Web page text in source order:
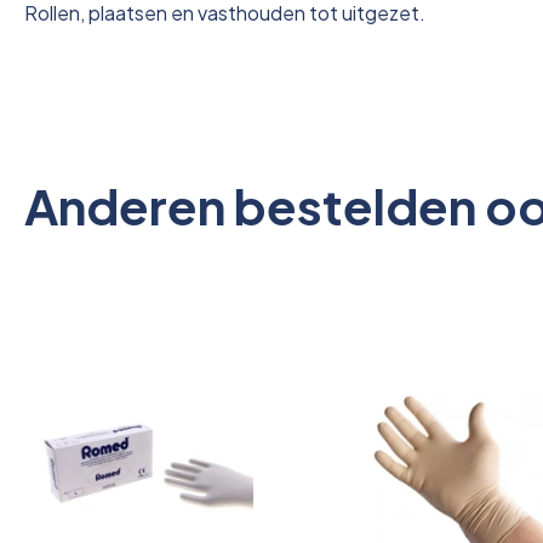
Rollen, plaatsen en vasthouden tot uitgezet.
Anderen bestelden